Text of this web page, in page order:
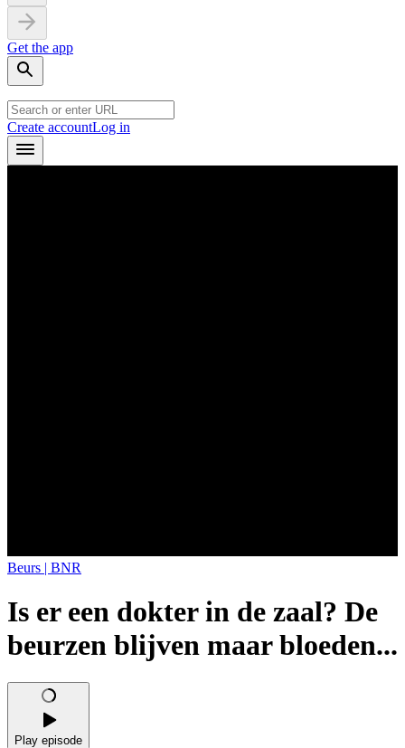
Get the app
Create accountLog in
Beurs | BNR
Is er een dokter in de zaal? De
beurzen blijven maar bloeden...
Play episode